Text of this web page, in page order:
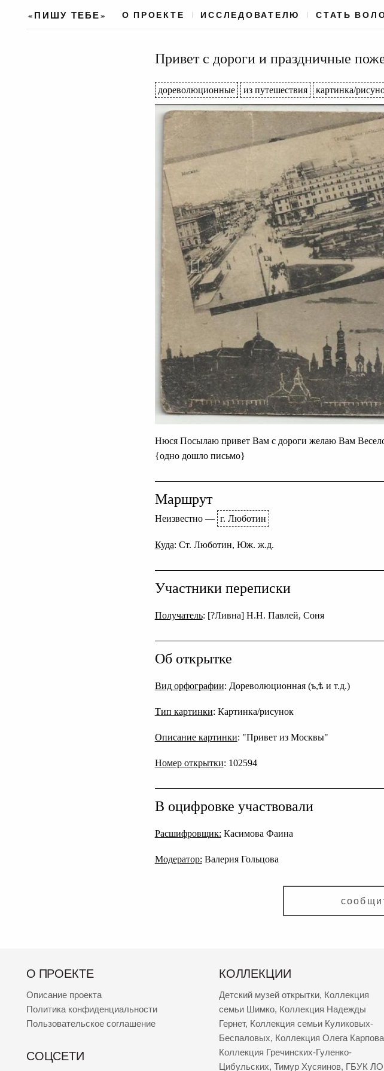
«ПИШУ ТЕБЕ» О ПРОЕКТЕ ИССЛЕДОВАТЕЛЮ СТАТЬ
Привет с дороги и праздничные
дореволюционные из путешествия картинка/
Нюся Посылаю привет Вам с дороги желаю Вам
{одно дошло письмо}
Маршрут
Неизвестно— г. Люботин
Куда: Cт. Люботин, Юж. ж.д.
Участники переписки
Получатель: [?Ливна] Н.Н. Павлей, Соня
Об открытке
Вид орфографии: Дореволюционная (ъ,ѣ и т.д.)
Тип картинки: Картинка/рисунок
Описание картинки: "Привет из Москвы"
Номер открытки: 102594
В оцифровке участвовали
Расшифровщик: Касимова Фаина
Модератор: Валерия Гольцова
О ПРОЕКТЕ
Описание проекта
Политика конфиденциальности
Пользовательское соглашение
СОЦСЕТИ
КОЛЛЕКЦИИ
Детский музей открытки, Коллекция
семьи Шимко, Коллекция Надежды
Гернет, Коллекция семьи Куликовых-
Беспаловых, Коллекция Олега Карпова
Коллекция Гречинских-Гуленко-
Цибульских, Тимур Хусяинов, ГБУК ЛО